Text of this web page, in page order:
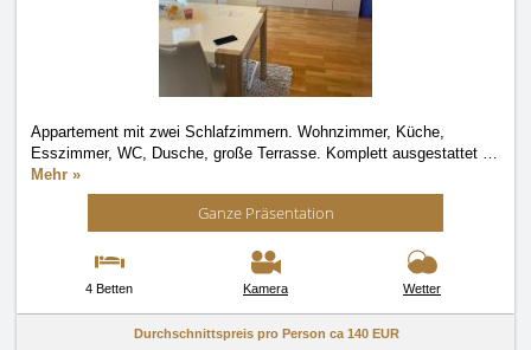
Appartement mit zwei Schlafzimmern. Wohnzimmer, Küche,
Esszimmer, WC, Dusche, große Terrasse. Komplett ausgestattet …
Mehr »
Ganze Präsentation
4 Betten Kamera Wetter
Durchschnittspreis pro Person ca 140 EUR